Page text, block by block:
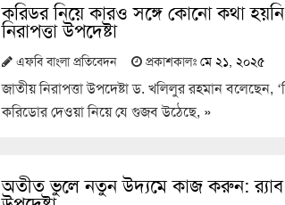
করিডর নিয়ে কারও সঙ্গে কোনো কথা
নিরাপত্তা উপদেষ্টা
এফবি বাংলা প্রতিবেদন প্রকাশকালঃ মে ২১, ২০২৫
জাতীয় নিরাপত্তা উপদেষ্টা ড. খলিলুর রহমান বলেছেন,
করিডোর দেওয়া নিয়ে যে গুজব উঠেছে, »
অতীত ভুলে নতুন উদ্যমে কাজ করুন: র‍‍্যাব